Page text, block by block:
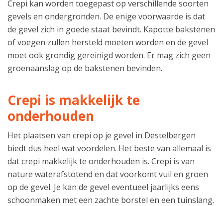
Crepi kan worden toegepast op verschillende soorten
gevels en ondergronden. De enige voorwaarde is dat
de gevel zich in goede staat bevindt. Kapotte bakstenen
of voegen zullen hersteld moeten worden en de gevel
moet ook grondig gereinigd worden. Er mag zich geen
groenaanslag op de bakstenen bevinden.
Crepi is makkelijk te
onderhouden
Het plaatsen van crepi op je gevel in Destelbergen
biedt dus heel wat voordelen. Het beste van allemaal is
dat crepi makkelijk te onderhouden is. Crepi is van
nature waterafstotend en dat voorkomt vuil en groen
op de gevel. Je kan de gevel eventueel jaarlijks eens
schoonmaken met een zachte borstel en een tuinslang.